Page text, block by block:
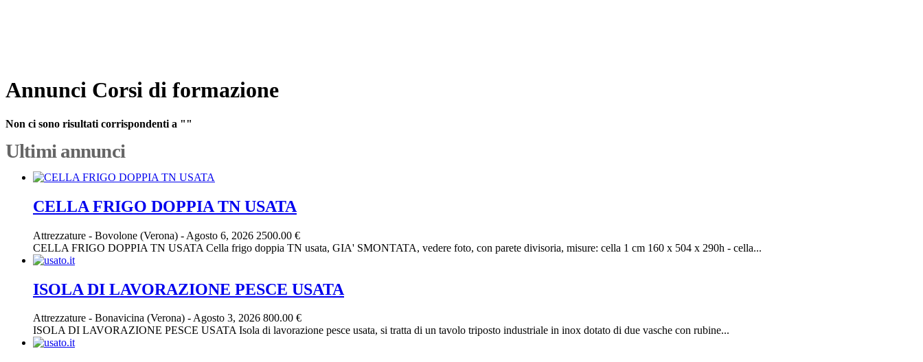
Annunci Corsi di formazione
Non ci sono risultati corrispondenti a ""
Ultimi annunci
CELLA FRIGO DOPPIA TN USATA
Attrezzature - Bovolone (Verona) - Agosto 6, 2026 2500.00 €
CELLA FRIGO DOPPIA TN USATA Cella frigo doppia TN usata, GIA' SMONTATA, vedere foto, con parete divisoria, misure: cella 1 cm 160 x 504 x 290h - cella...
ISOLA DI LAVORAZIONE PESCE USATA
Attrezzature - Bonavicina (Verona) -Agosto 3, 2026 800.00 €
ISOLA DI LAVORAZIONE PESCE USATA Isola di lavorazione pesce usata, si tratta di un tavolo triposto industriale in inox dotato di due vasche con rubine...